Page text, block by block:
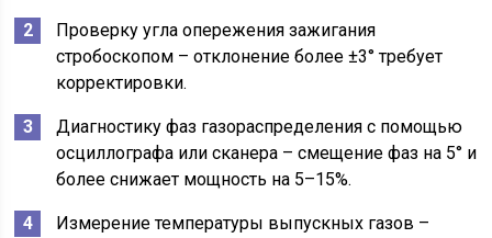
Проверку угла опережения зажигания
стробоскопом – отклонение более ±3° требует
корректировки.
Диагностику фаз газораспределения с помощью
осциллографа или сканера – смещение фаз на 5° и
более снижает мощность на 5–15%.
Измерение температуры выпускных газов –